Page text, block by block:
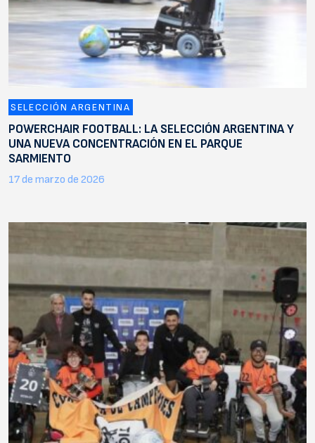
SELECCIÓN ARGENTINA
POWERCHAIR FOOTBALL: LA SELECCIÓN ARGENTINA Y
UNA NUEVA CONCENTRACIÓN EN EL PARQUE
SARMIENTO
17 de marzo de 2026